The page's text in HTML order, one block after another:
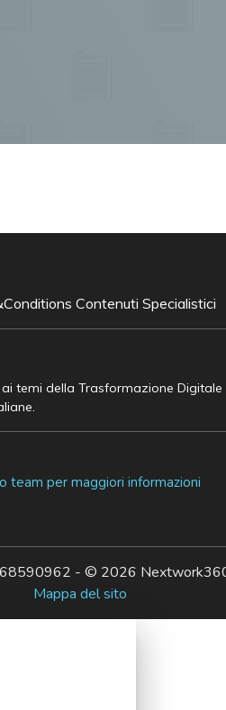
Contenuti Specialistici
della Trasformazione
team per maggiori informazioni
- © 2026
Mappa del sito